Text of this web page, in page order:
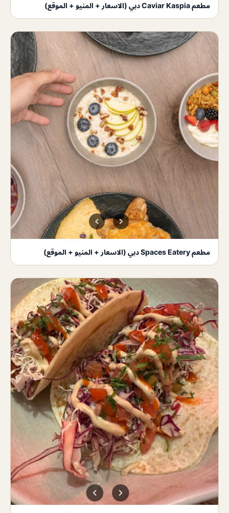
مطعم Caviar Kaspia دبي (الاسعار + المنيو + الموقع)
مطعم Spaces Eatery دبي (الاسعار + المنيو + الموقع)